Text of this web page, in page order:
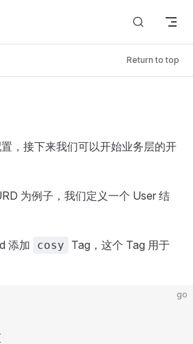
Return to top
，接下来我们可以开始业务层的开
为例子，我们定义一个 User 结
添加 cosy
Tag，这个 Tag 用于
go